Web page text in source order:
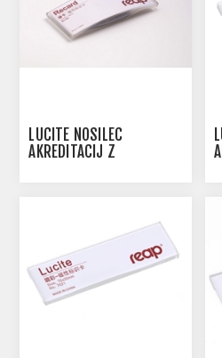
LUCITE NOSILEC
AKREDITACIJ Z